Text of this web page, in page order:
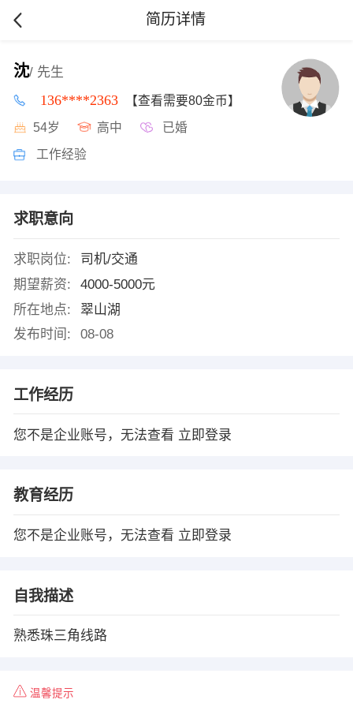
简历详情
沈/ 先生
136****2363 【查看需要80金币】
54岁 高中 已婚
工作经验
求职意向
求职岗位:
司机/交通
期望薪资:
4000-5000元
所在地点:
翠山湖
发布时间:
08-08
工作经历
您不是企业账号，无法查看 立即登录
教育经历
您不是企业账号，无法查看 立即登录
自我描述
熟悉珠三角线路
温馨提示